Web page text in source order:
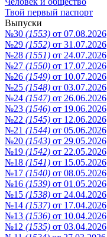
Твой первый паспорт
Выпуски
№30 (1553) от 07.08.2026
№29 (1552) от 31.07.2026
№28 (1551) от 24.07.2026
№27 (1550) от 17.07.2026
№26 (1549) от 10.07.2026
№25 (1548) от 03.07.2026
№24 (1547) от 26.06.2026
№23 (1546) от 19.06.2026
№22 (1545) от 12.06.2026
№21 (1544) от 05.06.2026
№20 (1543) от 29.05.2026
№19 (1542) от 22.05.2026
№18 (1541) от 15.05.2026
№17 (1540) от 08.05.2026
№16 (1539) от 01.05.2026
№15 (1538) от 24.04.2026
№14 (1537) от 17.04.2026
№13 (1536) от 10.04.2026
№12 (1535) от 03.04.2026